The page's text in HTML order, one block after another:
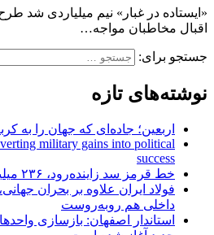
«ایستاده در غبار» نیم میلیاردی شد
اقبال مخاطبان مواجه…
جستجو برای:
نوشته‌های تازه
اربعین؛ جاده‌ای که جهان را به
military gains into political
success
خط قرمز سد زاینده‌رود، ۲۳۶ میلیون مترمکعب است
فولاد ایران علاوه بر بحران
داخلی هم روبه‌روست
استاندار اصفهان: بازسازی